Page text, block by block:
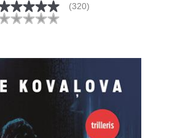
(320)